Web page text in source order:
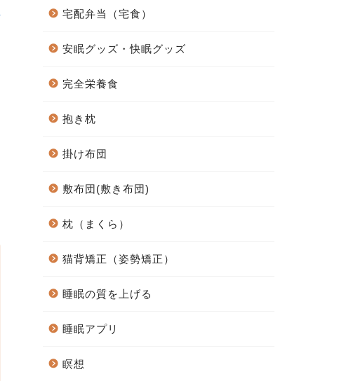
宅配弁当（宅食）
安眠グッズ・快眠グッズ
完全栄養食
抱き枕
掛け布団
敷布団(敷き布団)
枕（まくら）
猫背矯正（姿勢矯正）
睡眠の質を上げる
睡眠アプリ
瞑想